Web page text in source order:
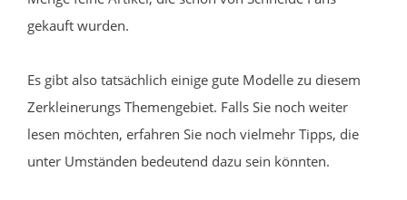
gekauft wurden.
Es gibt also tatsächlich einige gute Modelle zu diesem
Zerkleinerungs Themengebiet. Falls Sie noch weiter
lesen möchten, erfahren Sie noch vielmehr Tipps, die
unter Umständen bedeutend dazu sein könnten.